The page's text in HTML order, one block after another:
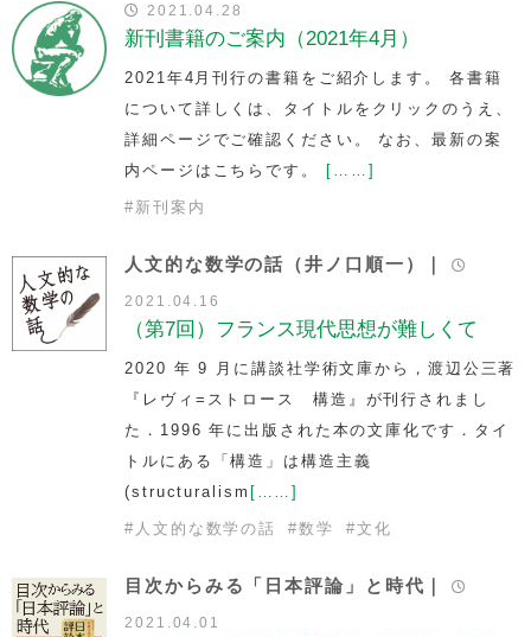
2021.04.28
新刊書籍のご案内（2021年4月）
2021年4月刊行の書籍をご紹介します。 各書籍
について詳しくは、タイトルをクリックのうえ、
詳細ページでご確認ください。 なお、最新の案
内ページはこちらです。 [……]
# 新刊案内
人文的な数学の話（井ノ口順一）｜
2021.04.16
（第7回）フランス現代思想が難しくて
2020 年 9 月に講談社学術文庫から，渡辺公三著
『レヴィ=ストロース 構造』が刊行されまし
た．1996 年に出版された本の文庫化です．タイ
トルにある「構造」は構造主義
(structuralism [……]
# 人文的な数学の話 #数学 #文化
目次からみる「日本評論」と時代｜
2021.04.01